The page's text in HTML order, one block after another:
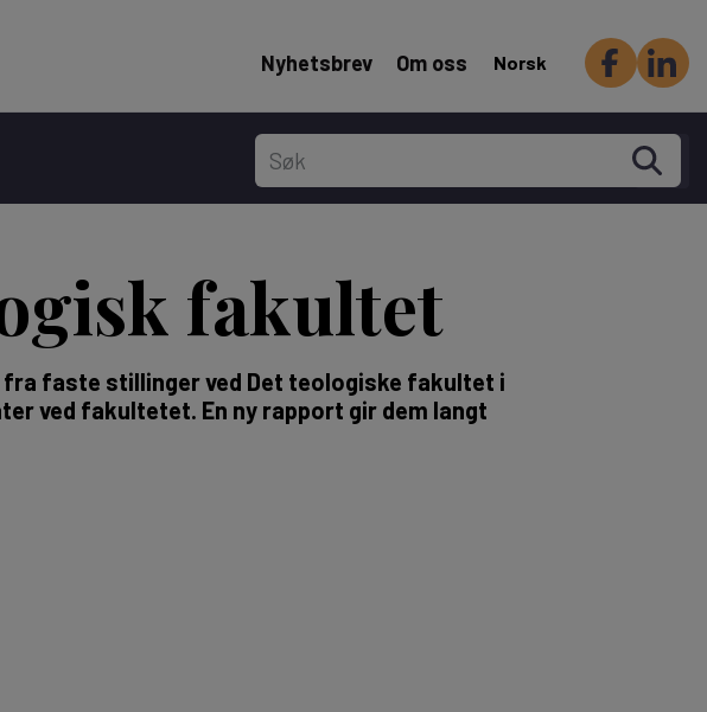
Header Secondary menu
Nyhetsbrev Om oss Norsk
fakultet
faste stillinger ved Det teologiske fakultet i
ved fakultetet. En ny rapport gir dem langt